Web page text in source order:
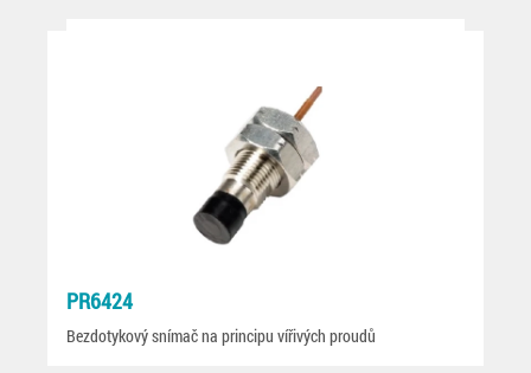
PR6424
Bezdotykový snímač na principu vířivých proudů